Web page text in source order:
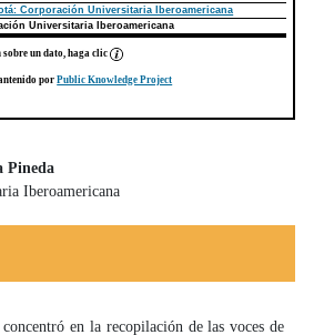
Corporación Universitaria Iberoamericana
Universitaria Iberoamericana
un dato, haga clic
porPublic Knowledge Project
del artículo
Pineda
Iberoamericana
en la recopilación de las voces de